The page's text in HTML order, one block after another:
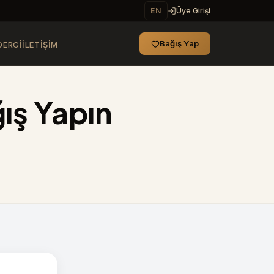
EN Üye Girişi
İLETIŞIM Bağış Yap
Yapın